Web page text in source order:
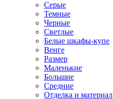
Серые
Темные
Черные
Светлые
Белые шкафы-купе
Венге
Размер
Маленькие
Большие
Средние
Отделка и материал